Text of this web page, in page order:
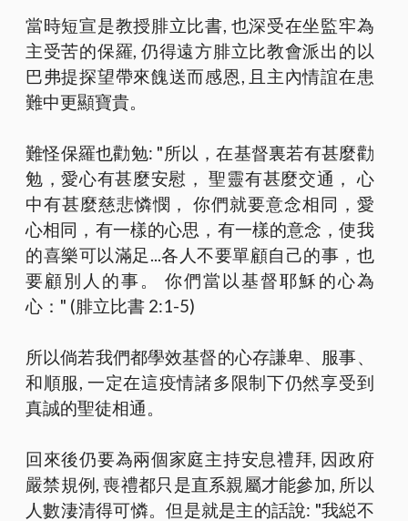
當時短宣是教授腓立比書, 也深受在坐監牢為
主受苦的保羅, 仍得遠方腓立比教會派出的以
巴弗提探望帶來餽送而感恩, 且主內情誼在患
難中更顯寶貴。
難怪保羅也勸勉: "所以，在基督裏若有甚麼勸
勉，愛心有甚麼安慰， 聖靈有甚麼交通， 心
中有甚麼慈悲憐憫， 你們就要意念相同，愛
心相同，有一樣的心思，有一樣的意念，使我
的喜樂可以滿足...各人不要單顧自己的事，也
要顧別人的事。 你們當以基督耶穌的心為
心：" (腓立比書‬ ‭2:1-5‬)
所以倘若我們都學效基督的心存謙卑、服事、
和順服, 一定在這疫情諸多限制下仍然享受到
真誠的聖徒相通。
回來後仍要為兩個家庭主持安息禮拜, 因政府
嚴禁規例, 喪禮都只是直系親屬才能參加, 所以
人數淒清得可憐。但是就是主的話說: "我縂不